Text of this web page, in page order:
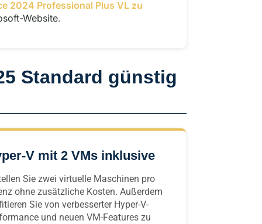
2024 Professional Plus VL zu
Website.
Standard günstig
V mit 2 VMs inklusive
Sie zwei virtuelle Maschinen pro
ohne zusätzliche Kosten. Außerdem
Sie von verbesserter Hyper-V-
und neuen VM-Features zu